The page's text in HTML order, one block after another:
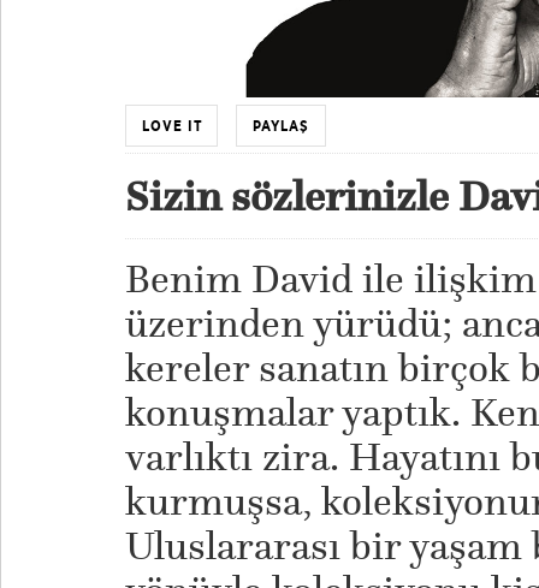
LOVE IT PAYLAŞ
Sizin sözlerinizle
Benim David ile
üzerinden yürüdü;
kereler sanatın birçok
konuşmalar yaptık.
varlıktı zira. Hayatını
kurmuşsa,
Uluslararası bir